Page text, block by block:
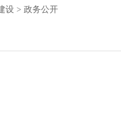
设 > 政务公开